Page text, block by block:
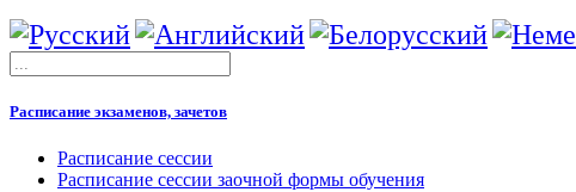
Расписание экзаменов, зачетов
Расписание сессии
Расписание сессии заочной формы обучения